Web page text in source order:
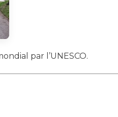
par l’UNESCO.